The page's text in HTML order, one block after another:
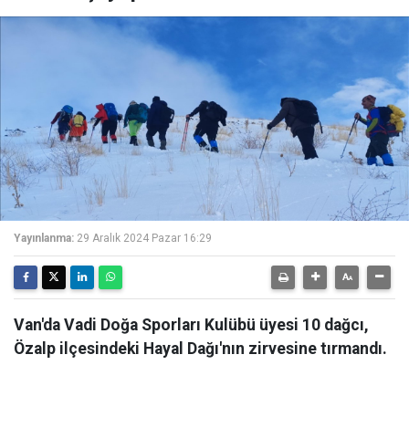
Yayınlanma: 29 Aralık 2024 Pazar 16:29
Van'da Vadi Doğa Sporları Kulübü üyesi 10 dağcı,
Özalp ilçesindeki Hayal Dağı'nın zirvesine tırmandı.